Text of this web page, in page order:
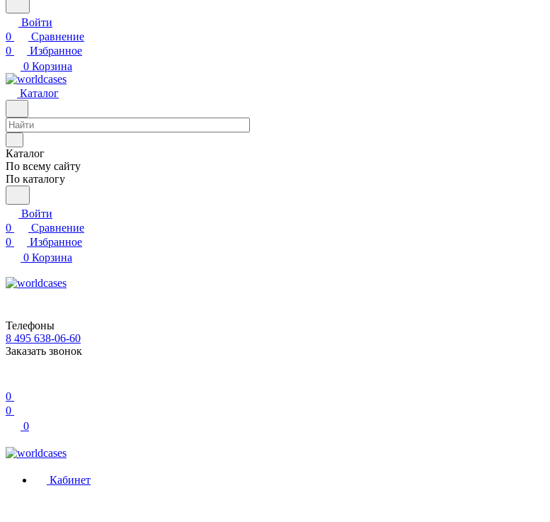
Войти
0
Сравнение
0
Избранное
0 Корзина
Каталог
Каталог
По всему сайту
По каталогу
Войти
0
Сравнение
0
Избранное
0 Корзина
Телефоны
8 495 638-06-60
Заказать звонок
0
0
0
Кабинет